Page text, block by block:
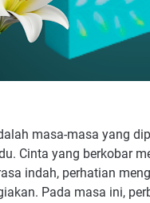
masa-masa yang
Cinta yang berkobar
indah, perhatian
Pada masa ini,